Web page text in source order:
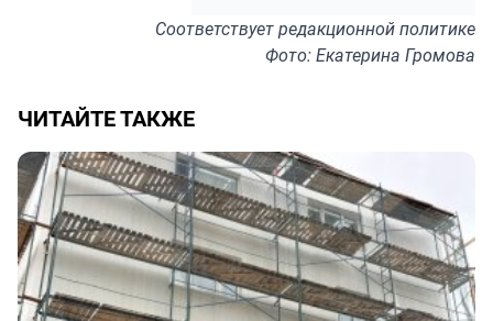
Соответствуетредакционной политике
Фото: Екатерина Громова
ЧИТАЙТЕ ТАКЖЕ